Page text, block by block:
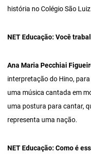
história no Colégio São
NET Educação: Você
Ana Maria Pecchiai
interpretação do Hino,
uma música cantada em
uma postura para cantar,
representa uma nação.
NET Educação: Como é